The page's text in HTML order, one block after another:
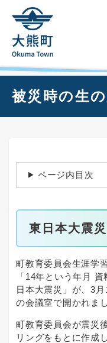
頭
メニ
被災時の生
ページ内目次
東日本大震
町教育委員会生涯学
「14年という年月
日本大震災」が、3
の会議室で開かれまし
町教育委員会が震災
リングをもとに作成